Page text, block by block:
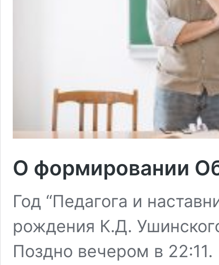
О формировании
Год “Педагога и
рождения К.Д.
Поздно вечером в